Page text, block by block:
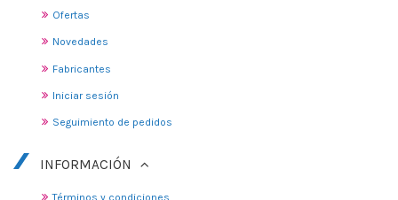
Ofertas
Novedades
Fabricantes
Iniciar sesión
Seguimiento de pedidos
INFORMACIÓN
Términos y condiciones